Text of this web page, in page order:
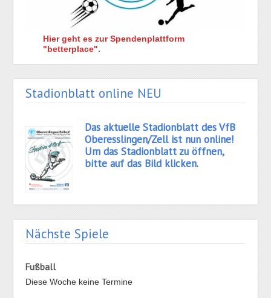
Hier geht es zur Spendenplattform
"betterplace".
Stadionblatt online NEU
Das aktuelle Stadionblatt des VfB
Oberesslingen/Zell ist nun online!
Um das Stadionblatt zu öffnen,
bitte auf das Bild klicken.
Nächste Spiele
Fußball
Diese Woche keine Termine